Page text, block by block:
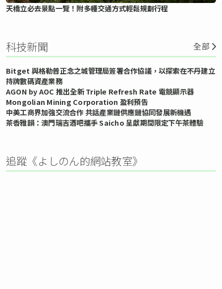
天橋立必去景點一覽！附多種交通方式輕鬆規劃行程
科技新聞 全部
Bitget 與格勒普正念之城管理局簽署合作協議，以探索在不丹建立
持牌數碼資產業務
AGON by AOC 推出全新 Triple Refresh Rate 電競顯示器
Mongolian Mining Corporation 盈利預告
中美工商界加強交流合作 共話產業鏈供應鏈協同發展新機遇
茶香雅韻：澳門瑞吉酒吧攜手 Saicho 呈獻期間限定下午茶體驗
追蹤《よしのん的網站教室》